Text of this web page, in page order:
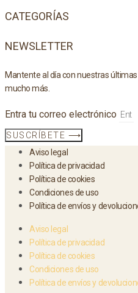
CATEGORÍAS
NEWSLETTER
Mantente al día con nuestras
mucho más.
Entra tu correo electrónico
SUSCRÍBETE ⟶
Aviso legal
Política de privacidad
Política de cookies
Condiciones de uso
Política de envíos y
Aviso legal
Política de privacidad
Política de cookies
Condiciones de uso
Política de envíos y